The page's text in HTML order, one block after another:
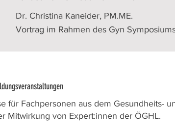
Dr. Christina Kaneider, PM.ME.
Vortrag im Rahmen des Gyn
für Fachpersonen aus dem Gesundheits-
Mitwirkung von Expert:innen der ÖGHL.